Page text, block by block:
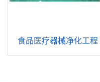
食品医疗器械净化工程